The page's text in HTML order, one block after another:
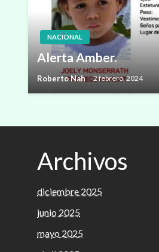
NACIONAL
Alerta Amber.
Roberto Nah 2 febrero, 2024
Archivos
diciembre 2025
junio 2025
mayo 2025